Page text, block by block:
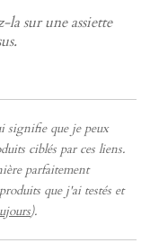
la sur une assiette
signifie que je peux
ciblés par ces liens.
parfaitement
que j'ai testés et
).